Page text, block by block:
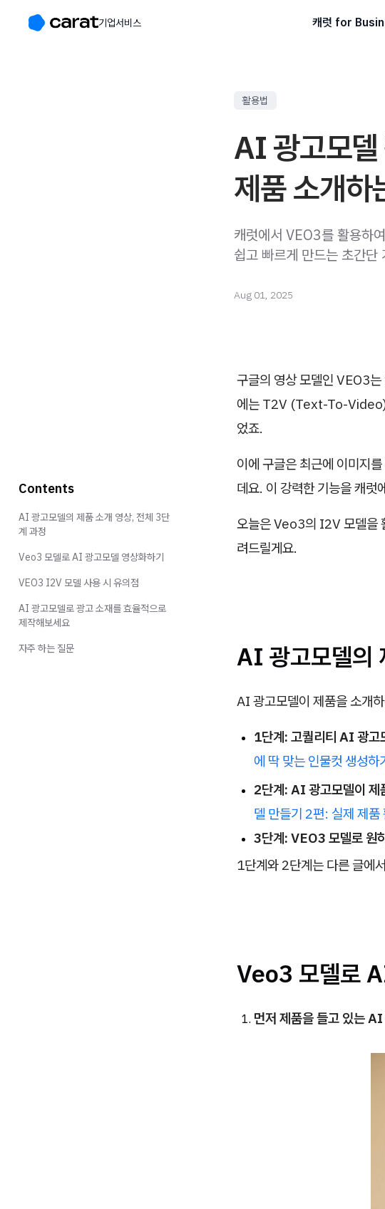
기업서비스 캐럿 for
활용법
AI 광고모
제품 소개하
캐럿에서 VEO3를 활용하
쉽고 빠르게 만드는 초간단
Aug 01, 2025
구글의 영상 모델인 VEO3
에는 T2V (Text-To-Video)
었죠.
이에 구글은 최근에 이미지
데요. 이 강력한 기능을 캐럿
오늘은 Veo3의 I2V 모델을
려드릴게요.
AI 광고모델의
AI 광고모델이 제품을 소개
1단계: 고퀄리티 AI 광고
에 딱 맞는 인물컷 생성하
2단계: AI 광고모델이 제
델 만들기 2편: 실제 제
3단계: VEO3 모델로 원
1단계와 2단계는 다른 글에
Veo3 모델로
먼저 제품을 들고 있는
Contents
AI 광고모델의 제품 소개 영상, 전체 3단
계 과정
Veo3 모델로 AI 광고모델 영상화하기
VEO3 I2V 모델 사용 시 유의점
AI 광고모델로 광고 소재를 효율적으로
제작해보세요
자주 하는 질문